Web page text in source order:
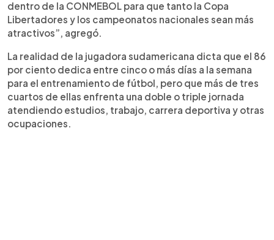
dentro de la CONMEBOL para que tanto la Copa
Libertadores y los campeonatos nacionales sean más
atractivos”, agregó.
La realidad de la jugadora sudamericana dicta que el 86
por ciento dedica entre cinco o más días a la semana
para el entrenamiento de fútbol, pero que más de tres
cuartos de ellas enfrenta una doble o triple jornada
atendiendo estudios, trabajo, carrera deportiva y otras
ocupaciones.